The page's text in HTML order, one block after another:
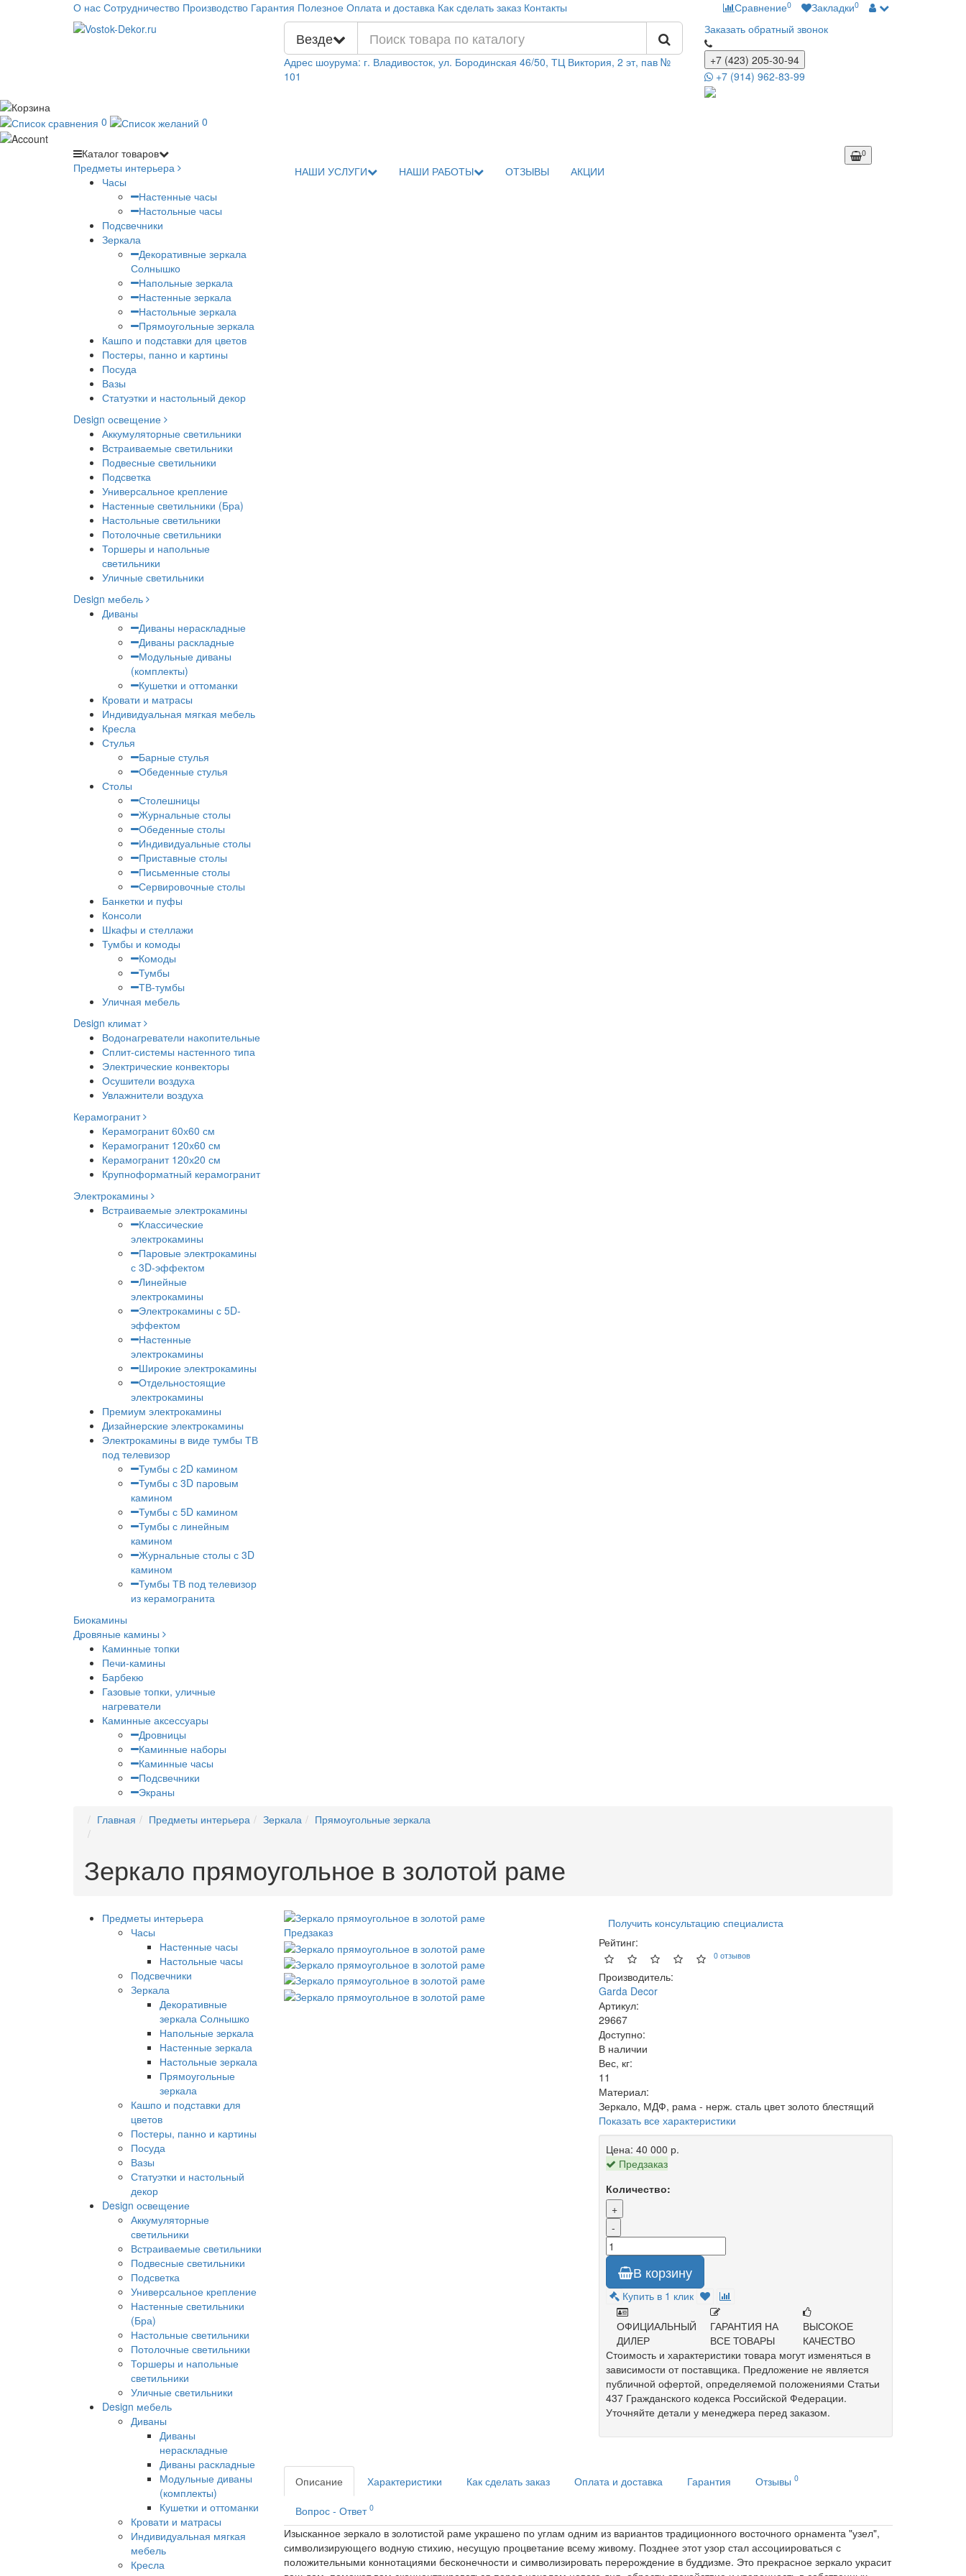
О нас Сотрудничество Производство Гарантия Полезное Оплата и доставка Как сделать заказ Контакты Сравнение0 Закладки0
Везде
Адрес шоурума: г. Владивосток, ул. Бородинская 46/50, ТЦ Виктория, 2 эт, пав №
101
Заказать обратный звонок
+7 (423) 205-30-94
+7 (914) 962-83-99
0 0
Каталог товаров
Предметы интерьера
Часы
Настенные часы
Настольные часы
Подсвечники
Зеркала
Декоративные зеркала
Солнышко
Напольные зеркала
Настенные зеркала
Настольные зеркала
Прямоугольные зеркала
Кашпо и подставки для цветов
Постеры, панно и картины
Посуда
Вазы
Статуэтки и настольный декор
Design освещение
Аккумуляторные светильники
Встраиваемые светильники
Подвесные светильники
Подсветка
Универсальное крепление
Настенные светильники (Бра)
Настольные светильники
Потолочные светильники
Торшеры и напольные
светильники
Уличные светильники
Design мебель
Диваны
Диваны нераскладные
Диваны раскладные
Модульные диваны
(комплекты)
Кушетки и оттоманки
Кровати и матрасы
Индивидуальная мягкая мебель
Кресла
Стулья
Барные стулья
Обеденные стулья
Столы
Столешницы
Журнальные столы
Обеденные столы
Индивидуальные столы
Приставные столы
Письменные столы
Сервировочные столы
Банкетки и пуфы
Консоли
Шкафы и стеллажи
Тумбы и комоды
Комоды
Тумбы
ТВ-тумбы
Уличная мебель
Design климат
Водонагреватели накопительные
Сплит-системы настенного типа
Электрические конвекторы
Осушители воздуха
Увлажнители воздуха
Керамогранит
Керамогранит 60х60 см
Керамогранит 120х60 см
Керамогранит 120х20 см
Крупноформатный керамогранит
Электрокамины
Встраиваемые электрокамины
Классические
электрокамины
Паровые электрокамины
с 3D-эффектом
Линейные
электрокамины
Электрокамины с 5D-
эффектом
Настенные
электрокамины
Широкие электрокамины
Отдельностоящие
электрокамины
Премиум электрокамины
Дизайнерские электрокамины
Электрокамины в виде тумбы ТВ
под телевизор
Тумбы с 2D камином
Тумбы с 3D паровым
камином
Тумбы с 5D камином
Тумбы с линейным
камином
Журнальные столы с 3D
камином
Тумбы ТВ под телевизор
из керамогранита
Биокамины
Дровяные камины
Каминные топки
Печи-камины
Барбекю
Газовые топки, уличные
нагреватели
Каминные аксессуары
Дровницы
Каминные наборы
Каминные часы
Подсвечники
Экраны
НАШИ УСЛУГИ НАШИ РАБОТЫ ОТЗЫВЫ АКЦИИ
0
Главная Предметы интерьера Зеркала Прямоугольные зеркала
Зеркало прямоугольное в золотой раме
Предметы интерьера
Часы
Настенные часы
Настольные часы
Подсвечники
Зеркала
Декоративные
зеркала Солнышко
Напольные зеркала
Настенные зеркала
Настольные зеркала
Прямоугольные
зеркала
Кашпо и подставки для
цветов
Постеры, панно и картины
Посуда
Вазы
Статуэтки и настольный
декор
Design освещение
Аккумуляторные
светильники
Встраиваемые светильники
Подвесные светильники
Подсветка
Универсальное крепление
Настенные светильники
(Бра)
Настольные светильники
Потолочные светильники
Торшеры и напольные
светильники
Уличные светильники
Design мебель
Диваны
Диваны
нераскладные
Диваны раскладные
Модульные диваны
(комплекты)
Кушетки и оттоманки
Кровати и матрасы
Индивидуальная мягкая
мебель
Кресла
Предзаказ
Получить консультацию специалиста
Рейтинг:
0 отзывов
Производитель:
Garda Decor
Артикул:
29667
Доступно:
В наличии
Вес, кг:
11
Материал:
Зеркало, МДФ, рама - нерж. сталь цвет золото блестящий
Показать все характеристики
Цена: 40 000 р.
Предзаказ
Количество:
+
-
В корзину
Купить в 1 клик
ОФИЦИАЛЬНЫЙ
ДИЛЕР
ГАРАНТИЯ НА
ВСЕ ТОВАРЫ
ВЫСОКОЕ
КАЧЕСТВО
Стоимость и характеристики товара могут изменяться в
зависимости от поставщика. Предложение не является
публичной офертой, определяемой положениями Статьи
437 Гражданского кодекса Российской Федерации.
Уточняйте детали у менеджера перед заказом.
Описание Характеристики Как сделать заказ Оплата и доставка Гарантия Отзывы 0
Вопрос - Ответ 0
Изысканное зеркало в золотистой раме украшено по углам одним из вариантов традиционного восточного орнамента "узел",
символизирующего водную стихию, несущую процветание всему живому. Позднее этот узор стал ассоциироваться с
положительными коннотациями бесконечности и символизировать перерождение в буддизме. Это прекрасное зеркало украсит